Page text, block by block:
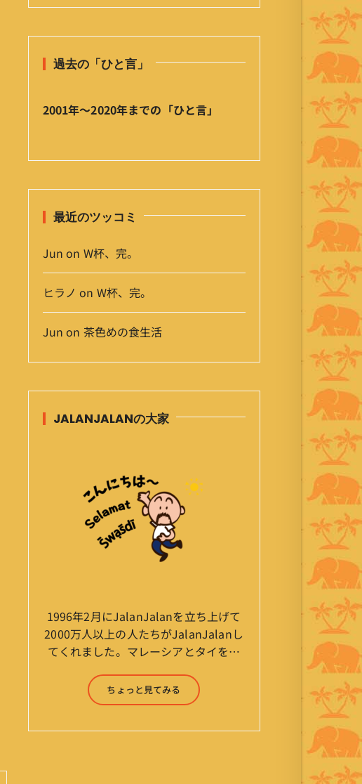
ひ
言
ア
イ
過去の「ひと言」
2001年〜2020年までの「ひと言」
最近のツッコミ
Jun on W杯、完。
ヒラノ on W杯、完。
Jun on 茶色めの食生活
JALANJALANの大家
1996年2月にJalanJalanを立ち上げて
2000万人以上の人たちがJalanJalanし
てくれました。マレーシアとタイを行
ットーに鼻くそほじりながらやってま
す。 山森 淳（Jun Yamamori） 生年
ちょっと見てみる